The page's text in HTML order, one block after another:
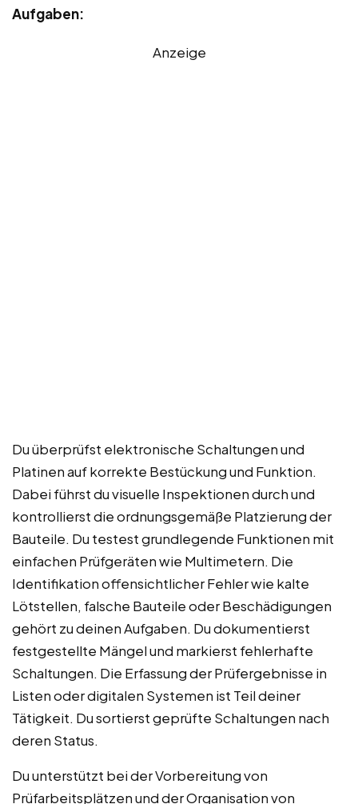
Aufgaben:
Anzeige
Du überprüfst elektronische Schaltungen und
Platinen auf korrekte Bestückung und Funktion.
Dabei führst du visuelle Inspektionen durch und
kontrollierst die ordnungsgemäße Platzierung der
Bauteile. Du testest grundlegende Funktionen mit
einfachen Prüfgeräten wie Multimetern. Die
Identifikation offensichtlicher Fehler wie kalte
Lötstellen, falsche Bauteile oder Beschädigungen
gehört zu deinen Aufgaben. Du dokumentierst
festgestellte Mängel und markierst fehlerhafte
Schaltungen. Die Erfassung der Prüfergebnisse in
Listen oder digitalen Systemen ist Teil deiner
Tätigkeit. Du sortierst geprüfte Schaltungen nach
deren Status.
Du unterstützt bei der Vorbereitung von
Prüfarbeitsplätzen und der Organisation von